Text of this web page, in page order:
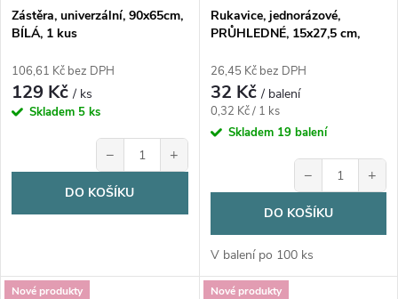
Zástěra, univerzální, 90x65cm,
BÍLÁ, 1 kus
106,61 Kč bez DPH
129 Kč/ ks
Skladem 5 ks
− +
DO KOŠÍKU
Rukavice, jednorázové,
PRŮHLEDNÉ, 15x27,5 cm,
26,45 Kč bez DPH
32 Kč/ balení
Měrná
cena:
0,32 Kč / 1 ks
Skladem 19 balení
− +
DO KOŠÍKU
V balení po 100 ks
Nové produkty Nové produkty